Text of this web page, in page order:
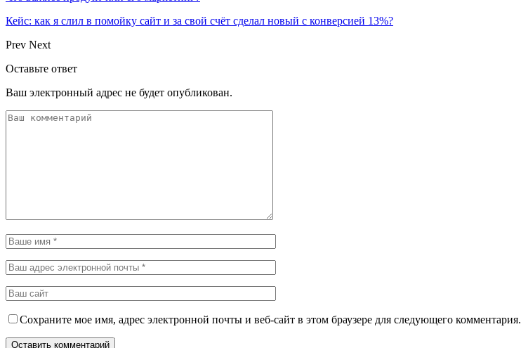
Кейс: как я слил в помойку сайт и за свой счёт сделал новый с конверсией 13%?
Prev Next
Оставьте ответ
Ваш электронный адрес не будет опубликован.
Сохраните мое имя, адрес электронной почты и веб-сайт в этом браузере для следующего комментария.